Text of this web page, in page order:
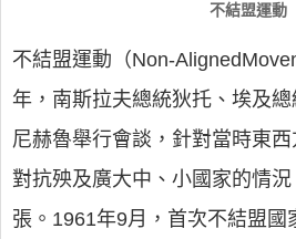
不結盟運動
不結盟運動（Non-
年，南斯拉夫總統狄托、埃及
尼赫魯舉行會談，針對當時東
對抗殃及廣大中、小國家的情
張。1961年9月，首次不結盟國